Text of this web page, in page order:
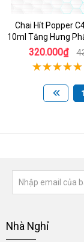
Chai Hít Popper
10ml Tăng Hưng
320.000₫
1
Nhà Nghỉ